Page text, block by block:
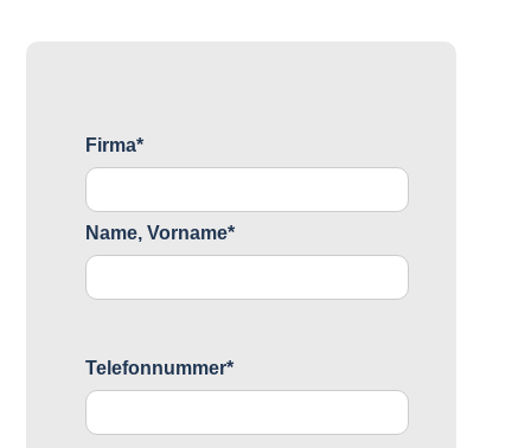
Firma*
Name, Vorname*
Telefonnummer*